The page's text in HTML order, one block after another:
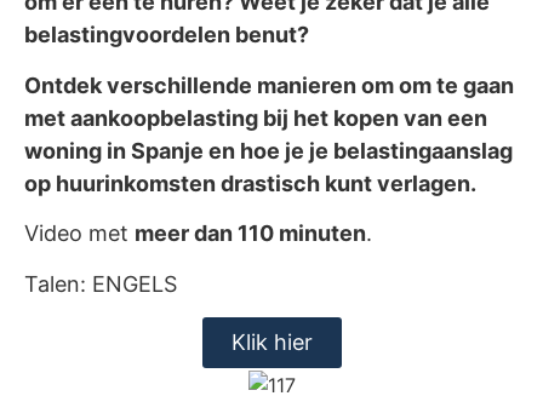
belastingvoordelen benut?
Ontdek verschillende manieren om om te gaan
met aankoopbelasting bij het kopen van een
woning in Spanje en hoe je je belastingaanslag
op huurinkomsten drastisch kunt verlagen.
Video met meer dan 110 minuten.
Talen: ENGELS
Klik hier